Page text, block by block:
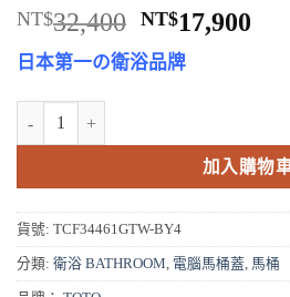
NT$32,400 原
始
價
NT$17,900
日本第一の衛浴品牌
★ 四件式套餐 ★ TOTO WASHLET S5
加入購物
貨號: TCF34461GTW-BY4
分類: 衛浴 BATHROOM, 電腦馬桶蓋, 馬桶